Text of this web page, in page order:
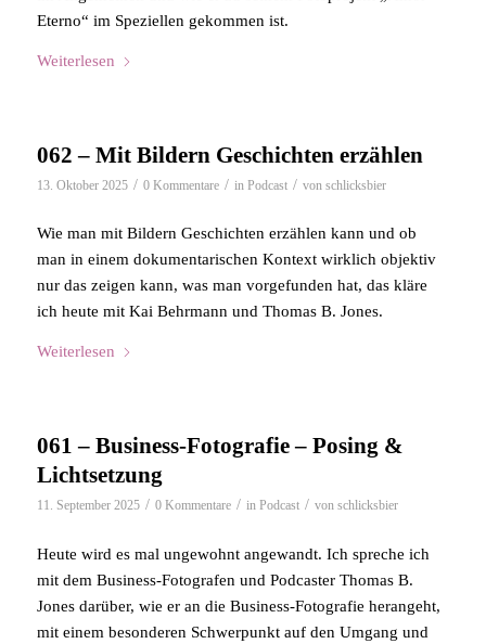
Eterno“ im Speziellen gekommen ist.
Weiterlesen
062 – Mit Bildern Geschichten erzählen
13. Oktober 2025 / 0 Kommentare / in Podcast / von schlicksbier
Wie man mit Bildern Geschichten erzählen kann und ob
man in einem dokumentarischen Kontext wirklich objektiv
nur das zeigen kann, was man vorgefunden hat, das kläre
ich heute mit Kai Behrmann und Thomas B. Jones.
Weiterlesen
061 – Business-Fotografie – Posing &
Lichtsetzung
11. September 2025 / 0 Kommentare / in Podcast / von schlicksbier
Heute wird es mal ungewohnt angewandt. Ich spreche ich
mit dem Business-Fotografen und Podcaster Thomas B.
Jones darüber, wie er an die Business-Fotografie herangeht,
mit einem besonderen Schwerpunkt auf den Umgang und